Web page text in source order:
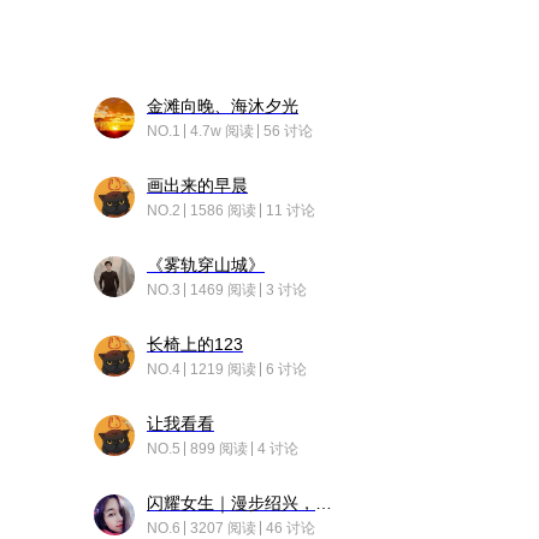
金滩向晚、海沐夕光
NO.1 4.7w 阅读 56 讨论
画出来的早晨
NO.2 1586 阅读 11 讨论
《雾轨穿山城》
NO.3 1469 阅读 3 讨论
长椅上的123
NO.4 1219 阅读 6 讨论
让我看看
NO.5 899 阅读 4 讨论
NO.6 3207 阅读 46 讨论